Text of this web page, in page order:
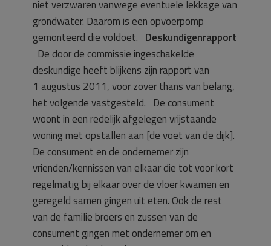
niet verzwaren vanwege eventuele lekkage van
grondwater. Daarom is een opvoerpomp
gemonteerd die voldoet. Deskundigenrapport
De door de commissie ingeschakelde
deskundige heeft blijkens zijn rapport van
1 augustus 2011, voor zover thans van belang,
het volgende vastgesteld. De consument
woont in een redelijk afgelegen vrijstaande
woning met opstallen aan [de voet van de dijk].
De consument en de ondernemer zijn
vrienden/kennissen van elkaar die tot voor kort
regelmatig bij elkaar over de vloer kwamen en
geregeld samen gingen uit eten. Ook de rest
van de familie broers en zussen van de
consument gingen met ondernemer om en